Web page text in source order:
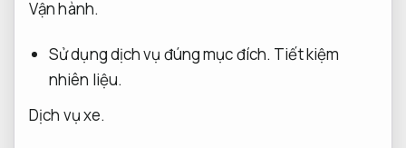
Vận hành.
Sử dụng dịch vụ đúng mục đích. Tiết kiệm
nhiên liệu.
Dịch vụ xe.